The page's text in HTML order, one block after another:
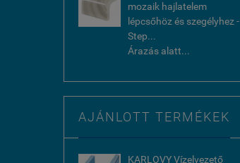
mozaik hajlatelem
lépcsőhöz és szegélyhez -
Step...
Árazás alatt...
AJÁNLOTT TERMÉKEK
KARLOVY Vízelvezető